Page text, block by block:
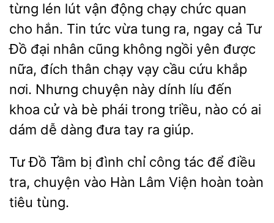
từng lén lút vận động chạy chức quan
cho hắn. Tin tức vừa tung ra, ngay cả Tư
Đồ đại nhân cũng không ngồi yên được
đích thân chạy vạy cầu cứu khắp
nơi. Nhưng chuyện này dính líu đến
khoa cử và bè phái trong triều, nào có ai
dám dễ dàng đưa tay
giúp.
Tư Đồ bị đình chỉ
tác để điều
tra, chuyện vào Hàn
Viện hoàn toàn
tiêu tùng.